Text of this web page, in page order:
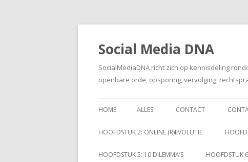
Social Media DNA
SocialMediaDNA richt zich op kennisdeling
openbare orde, opsporing, vervolging,
HOME ALLES CONTACT
HOOFDSTUK 2: ONLINE (R)EVOLUTIE
HOOFDSTUK 5: 10 DILEMMA’S HOOFDSTUK